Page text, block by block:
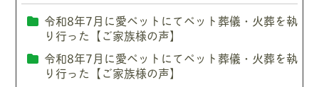
令和8年7月に愛ペットにてペット葬儀・火葬を執
り行った【ご家族様の声】
令和8年7月に愛ペットにてペット葬儀・火葬を執
り行った【ご家族様の声】